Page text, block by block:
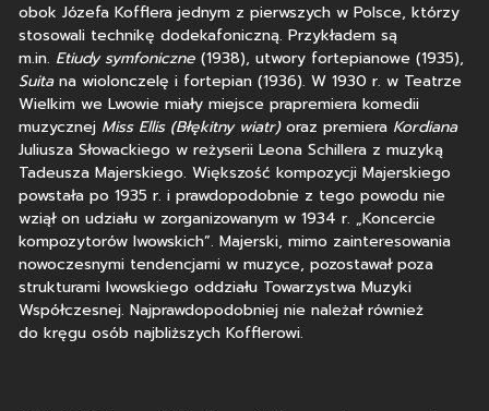
obok Józefa Kofflera jednym z pierwszych w Polsce, którzy
stosowali technikę dodekafoniczną. Przykładem są
m.in. Etiudy symfoniczne (1938), utwory fortepianowe (1935),
Suitana wiolonczelę i fortepian (1936). W 1930 r. w Teatrze
Wielkim we Lwowie miały miejsce prapremiera komedii
muzycznej Miss Ellis (Błękitny wiatr)oraz premiera Kordiana
Juliusza Słowackiego w reżyserii Leona Schillera z muzyką
Tadeusza Majerskiego. Większość kompozycji Majerskiego
powstała po 1935 r. i prawdopodobnie z tego powodu nie
wziął on udziału w zorganizowanym w 1934 r. „Koncercie
kompozytorów lwowskich”. Majerski, mimo zainteresowania
nowoczesnymi tendencjami w muzyce, pozostawał poza
strukturami lwowskiego oddziału Towarzystwa Muzyki
Współczesnej. Najprawdopodobniej nie należał również
do kręgu osób najbliższych Kofflerowi.